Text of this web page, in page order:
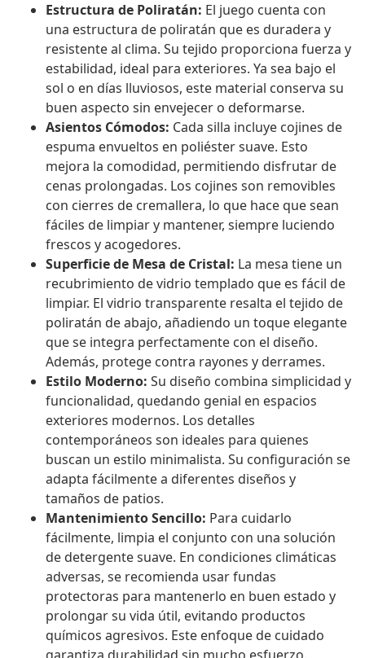
Estructura de Poliratán: El juego cuenta con
una estructura de poliratán que es duradera y
resistente al clima. Su tejido proporciona fuerza y
estabilidad, ideal para exteriores. Ya sea bajo el
sol o en días lluviosos, este material conserva su
buen aspecto sin envejecer o deformarse.
Asientos Cómodos: Cada silla incluye cojines de
espuma envueltos en poliéster suave. Esto
mejora la comodidad, permitiendo disfrutar de
cenas prolongadas. Los cojines son removibles
con cierres de cremallera, lo que hace que sean
fáciles de limpiar y mantener, siempre luciendo
frescos y acogedores.
Superficie de Mesa de Cristal: La mesa tiene un
recubrimiento de vidrio templado que es fácil de
limpiar. El vidrio transparente resalta el tejido de
poliratán de abajo, añadiendo un toque elegante
que se integra perfectamente con el diseño.
Además, protege contra rayones y derrames.
Estilo Moderno: Su diseño combina simplicidad y
funcionalidad, quedando genial en espacios
exteriores modernos. Los detalles
contemporáneos son ideales para quienes
buscan un estilo minimalista. Su configuración se
adapta fácilmente a diferentes diseños y
tamaños de patios.
Mantenimiento Sencillo: Para cuidarlo
fácilmente, limpia el conjunto con una solución
de detergente suave. En condiciones climáticas
adversas, se recomienda usar fundas
protectoras para mantenerlo en buen estado y
prolongar su vida útil, evitando productos
químicos agresivos. Este enfoque de cuidado